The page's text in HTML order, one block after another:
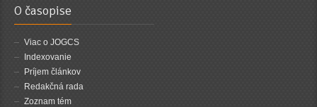
O časopise
Viac o JOGCS
Indexovanie
Príjem článkov
Redakčná rada
Zoznam tém